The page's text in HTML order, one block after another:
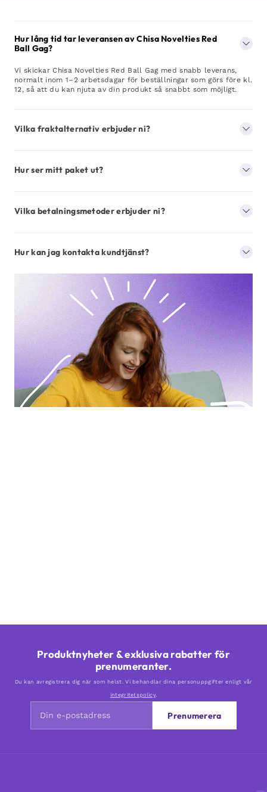
Hur lång tid tar leveransen av Chisa Novelties Red
Ball Gag?
Vi skickar Chisa Novelties Red Ball Gag med snabb leverans,
normalt inom 1–2 arbetsdagar för beställningar som görs före kl.
12, så att du kan njuta av din produkt så snabbt som möjligt.
Vilka fraktalternativ erbjuder ni?
Hur ser mitt paket ut?
Vilka betalningsmetoder erbjuder ni?
Hur kan jag kontakta kundtjänst?
Produktnyheter & exklusiva rabatter för
prenumeranter.
Du kan avregistrera dig när som helst. Vi behandlar dina personuppgifter enligt vår
integritetspolicy.
Prenumerera